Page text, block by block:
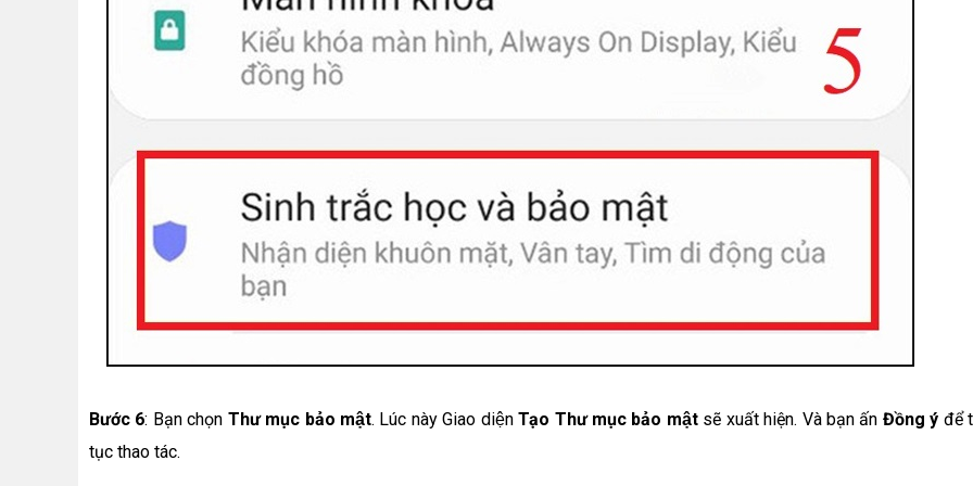
Bước 6: Bạn chọn Thư mục bảo mật. Lúc này Giao diệnTạo Thư mục bảo mậtsẽ xuất hiện. Và bạn ấn Đồng ý để
tục thao tác.